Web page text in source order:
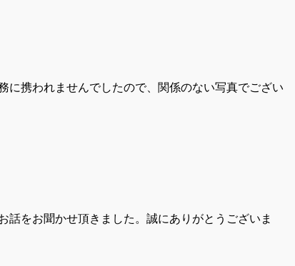
に携われませんでしたので、関係のない写真でござい
をお聞かせ頂きました。誠にありがとうございま